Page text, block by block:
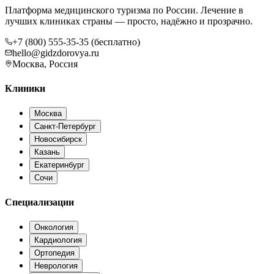
Платформа медицинского туризма по России. Лечение в
лучших клиниках страны — просто, надёжно и прозрачно.
+7 (800) 555-35-35 (бесплатно)
hello@gidzdorovya.ru
Москва, Россия
Клиники
Москва
Санкт-Петербург
Новосибирск
Казань
Екатеринбург
Сочи
Специализации
Онкология
Кардиология
Ортопедия
Неврология